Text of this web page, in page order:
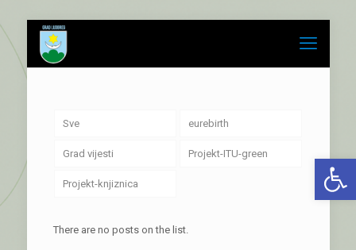
Sve eurebirth
Grad vijesti Projekt-ITU-green
Projekt-knjiznica
There are no posts on the list.